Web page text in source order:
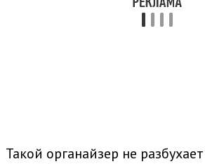
Такой органайзер не